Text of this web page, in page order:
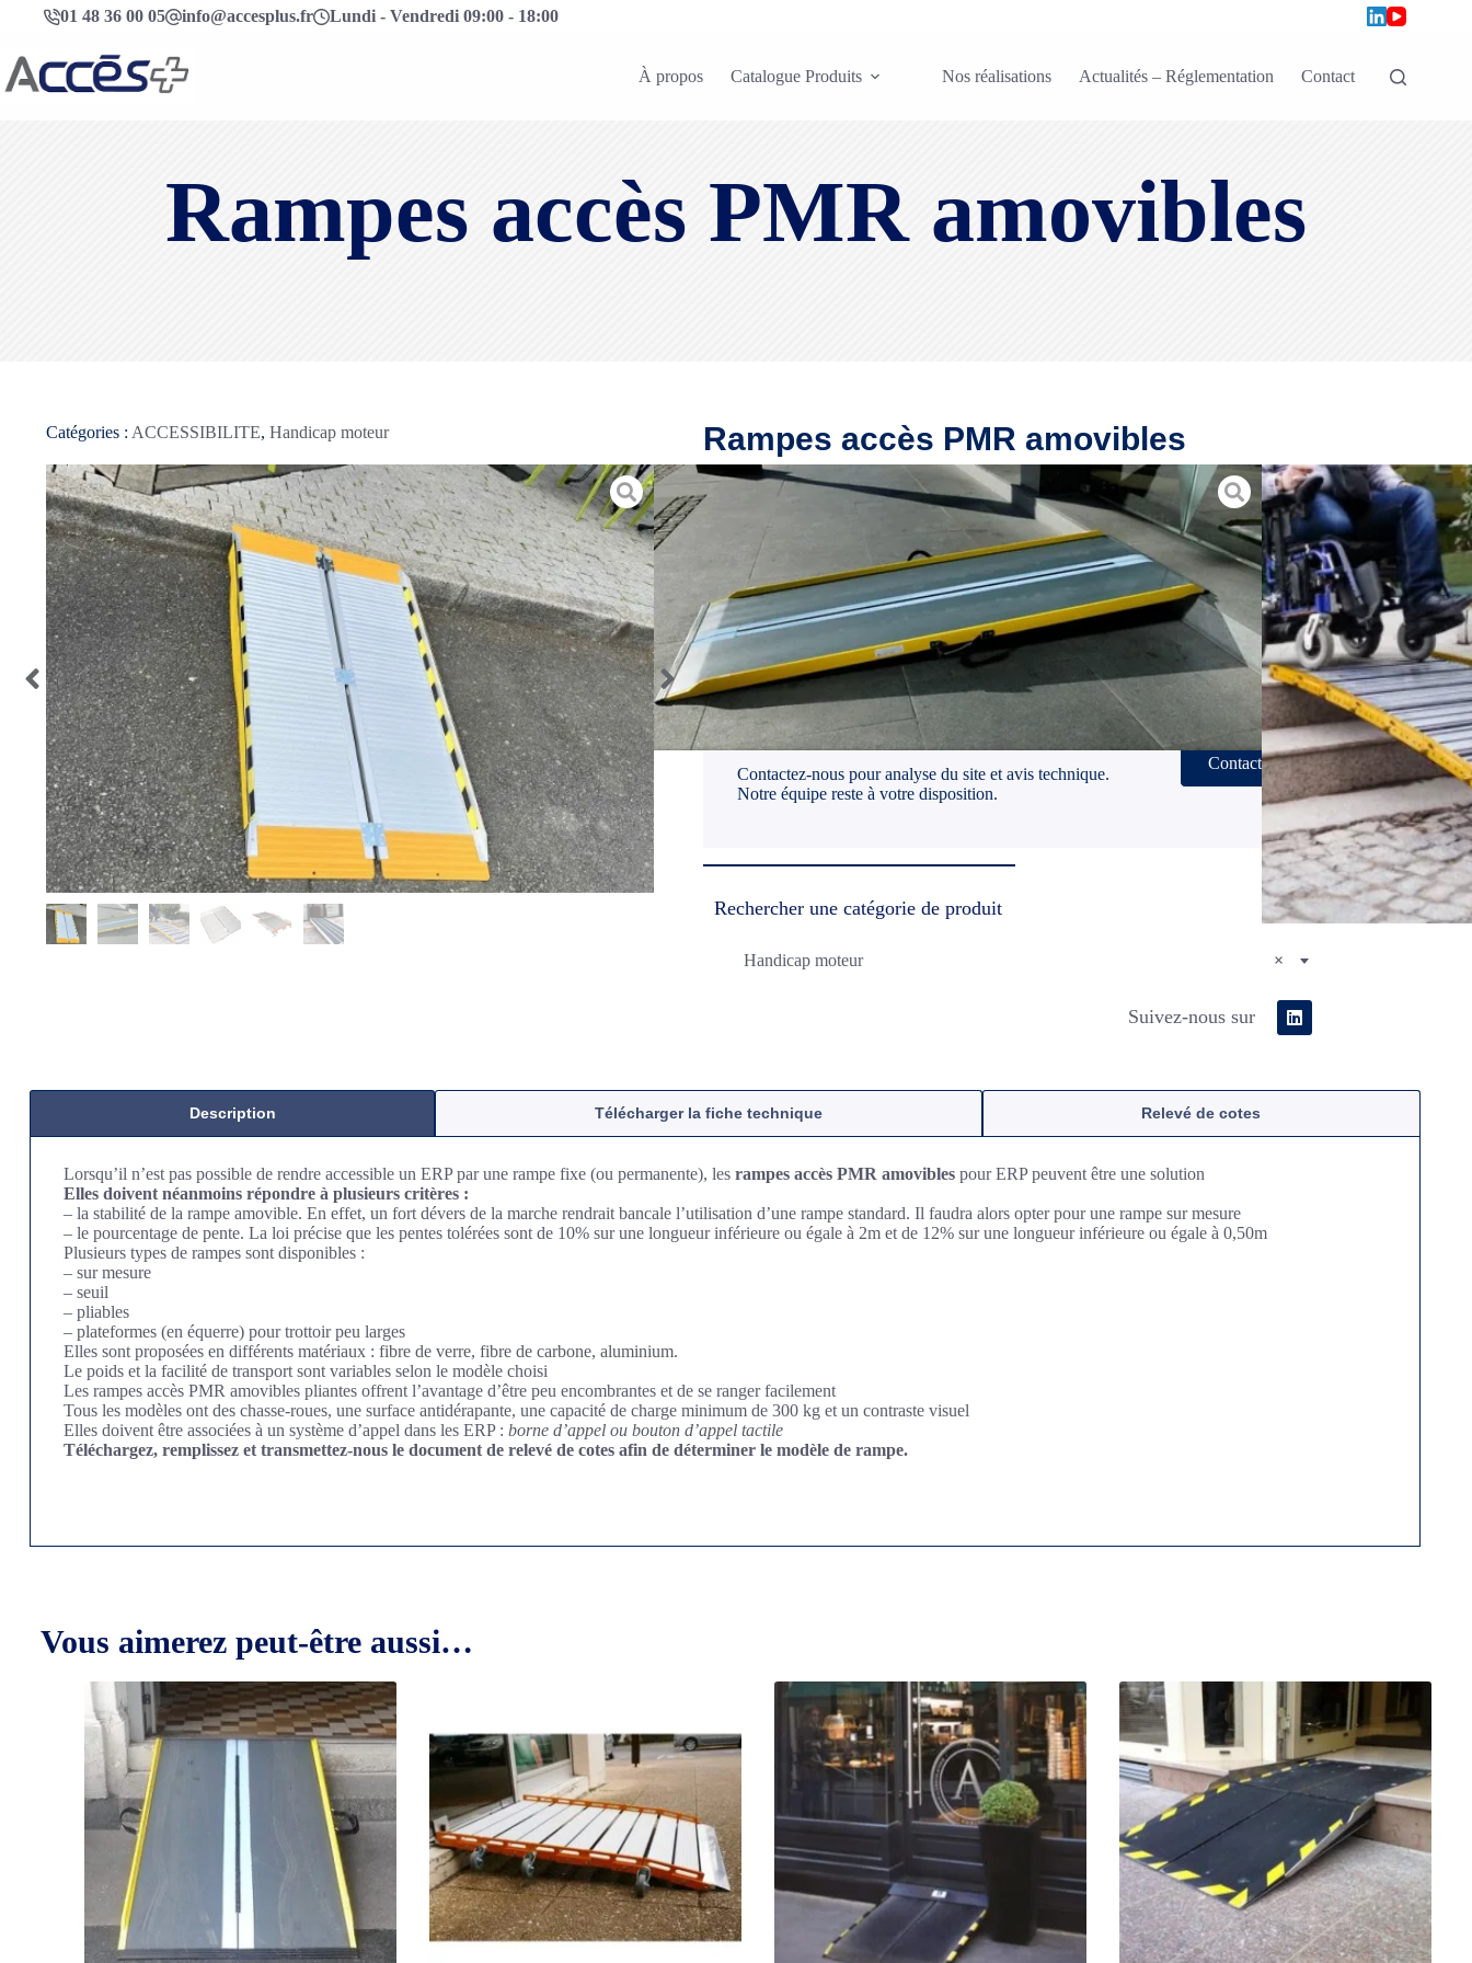
01 48 36 00 05 info@accesplus.fr Lundi - Vendredi 09:00 - 18:00
À propos Catalogue Produits Nos réalisations Actualités – Réglementation Contact
Rampes accès PMR amovibles
Catégories : ACCESSIBILITE, Handicap moteur Rampes accès PMR amovibles
Plusieurs modèles de rampes amovibles (pour les particuliers ou
les Établissements Recevant du Public)
Différentes dimensions, poids et matériaux
Posez-nous une question
Contactez-nous pour analyse du site et avis technique.
Notre équipe reste à votre disposition.
Contact
Rechercher une catégorie de produit
×
Handicap moteur
Suivez-nous sur
Description Télécharger la fiche technique Relevé de cotes
Lorsqu’il n’est pas possible de rendre accessible un ERP par une rampe fixe (ou permanente), les rampes accès PMR amovibles pour ERP peuvent être une solution
Elles doivent néanmoins répondre à plusieurs critères :
– la stabilité de la rampe amovible. En effet, un fort dévers de la marche rendrait bancale l’utilisation d’une rampe standard. Il faudra alors opter pour une rampe sur mesure
– le pourcentage de pente. La loi précise que les pentes tolérées sont de 10% sur une longueur inférieure ou égale à 2m et de 12% sur une longueur inférieure ou égale à 0,50m
Plusieurs types de rampes sont disponibles :
– sur mesure
– seuil
– pliables
– plateformes (en équerre) pour trottoir peu larges
Elles sont proposées en différents matériaux : fibre de verre, fibre de carbone, aluminium.
Le poids et la facilité de transport sont variables selon le modèle choisi
Les rampes accès PMR amovibles pliantes offrent l’avantage d’être peu encombrantes et de se ranger facilement
Tous les modèles ont des chasse-roues, une surface antidérapante, une capacité de charge minimum de 300 kg et un contraste visuel
Elles doivent être associées à un système d’appel dans les ERP : borne d’appel ou bouton d’appel tactile
Téléchargez, remplissez et transmettez-nous le document de relevé de cotes afin de déterminer le modèle de rampe.
Vous aimerez peut-être aussi…